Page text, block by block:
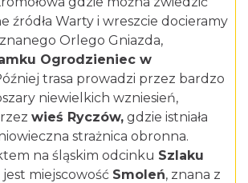
źródła Warty i wreszcie docieramy
Orlego Gniazda,
Ogrodzieniec w
trasa prowadzi przez bardzo
niewielkich wzniesień,
wieś Ryczów, gdzie istniała
strażnica obronna.
na śląskim odcinku Szlaku
jest miejscowość Smoleń, znana z